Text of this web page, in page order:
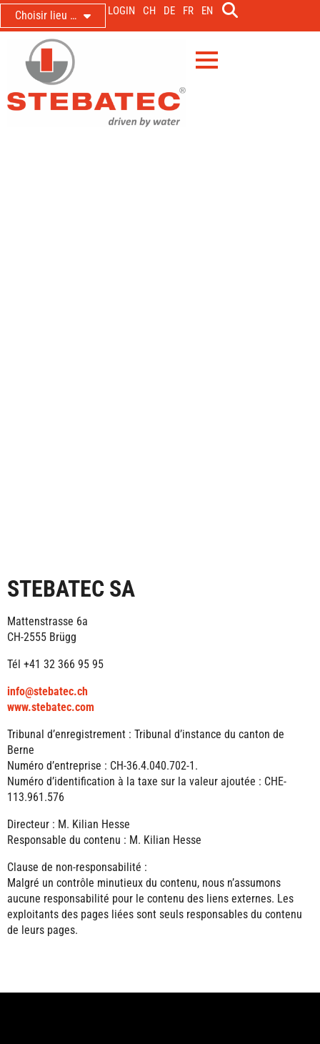
Choisir lieu … LOGIN CH DE FR EN
STEBATEC SA
Mattenstrasse 6a
CH-2555 Brügg
Tél +41 32 366 95 95
info@stebatec.ch
www.stebatec.com
Tribunal d’enregistrement : Tribunal d’instance du canton de
Berne
Numéro d’entreprise : CH-36.4.040.702-1.
Numéro d’identification à la taxe sur la valeur ajoutée : CHE-
113.961.576
Directeur : M. Kilian Hesse
Responsable du contenu : M. Kilian Hesse
Clause de non-responsabilité :
Malgré un contrôle minutieux du contenu, nous n’assumons
aucune responsabilité pour le contenu des liens externes. Les
exploitants des pages liées sont seuls responsables du contenu
de leurs pages.